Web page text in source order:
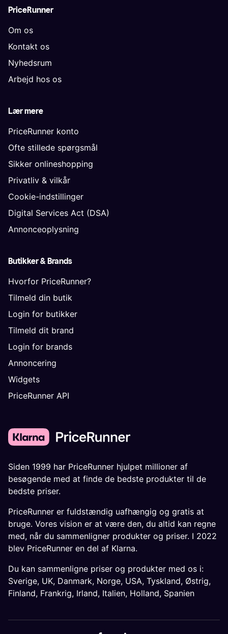
PriceRunner
Om os
Kontakt os
Nyhedsrum
Arbejd hos os
Lær mere
PriceRunner konto
Ofte stillede spørgsmål
Sikker onlineshopping
Privatliv & vilkår
Cookie-indstillinger
Digital Services Act (DSA)
Annonceoplysning
Butikker & Brands
Hvorfor PriceRunner?
Tilmeld din butik
Login for butikker
Tilmeld dit brand
Login for brands
Annoncering
Widgets
PriceRunner API
Siden 1999 har PriceRunner hjulpet millioner af
besøgende med at finde de bedste produkter til de
bedste priser.
PriceRunner er fuldstændig uafhængig og gratis at
bruge. Vores vision er at være den, du altid kan regne
med, når du sammenligner produkter og priser. I 2022
blev PriceRunner en del af Klarna.
Du kan sammenligne priser og produkter med os i:
Sverige, UK, Danmark, Norge, USA, Tyskland, Østrig,
Finland, Frankrig, Irland, Italien, Holland, Spanien